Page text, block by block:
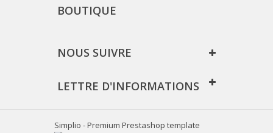
BOUTIQUE
NOUS SUIVRE
LETTRE D'INFORMATIONS
Simplio - Premium Prestashop template